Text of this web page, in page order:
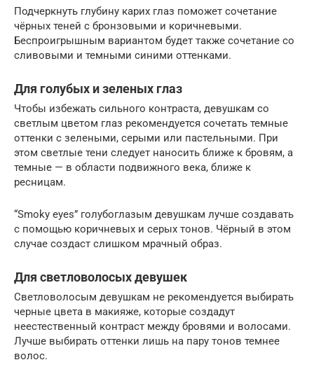
Подчеркнуть глубину карих глаз поможет сочетание
чёрных теней с бронзовыми и коричневыми.
Беспроигрышным вариантом будет также сочетание со
сливовыми и темными синими оттенками.
Для голубых и зеленых глаз
Чтобы избежать сильного контраста, девушкам со
светлым цветом глаз рекомендуется сочетать темные
оттенки с зелеными, серыми или пастельными. При
этом светлые тени следует наносить ближе к бровям, а
темные — в области подвижного века, ближе к
ресницам.
“Smoky eyes” голубоглазым девушкам лучше создавать
с помощью коричневых и серых тонов. Чёрный в этом
случае создаст слишком мрачный образ.
Для светловолосых девушек
Светловолосым девушкам не рекомендуется выбирать
черные цвета в макияже, которые создадут
неестественный контраст между бровями и волосами.
Лучше выбирать оттенки лишь на пару тонов темнее
волос.